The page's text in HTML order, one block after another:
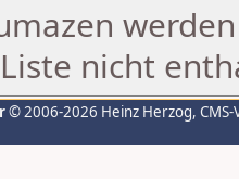
nicht
© 2006-2026 Heinz Herzog,